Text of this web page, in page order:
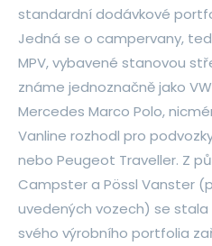
standardní dodávkové
Jedná se o campervany,
MPV, vybavené stanovou
známe jednoznačně jako
Mercedes Marco Polo,
Vanline rozhodl pro
nebo Peugeot Traveller. Z
Campster a Pössl Vanster
uvedených vozech) se
svého výrobního portfolia